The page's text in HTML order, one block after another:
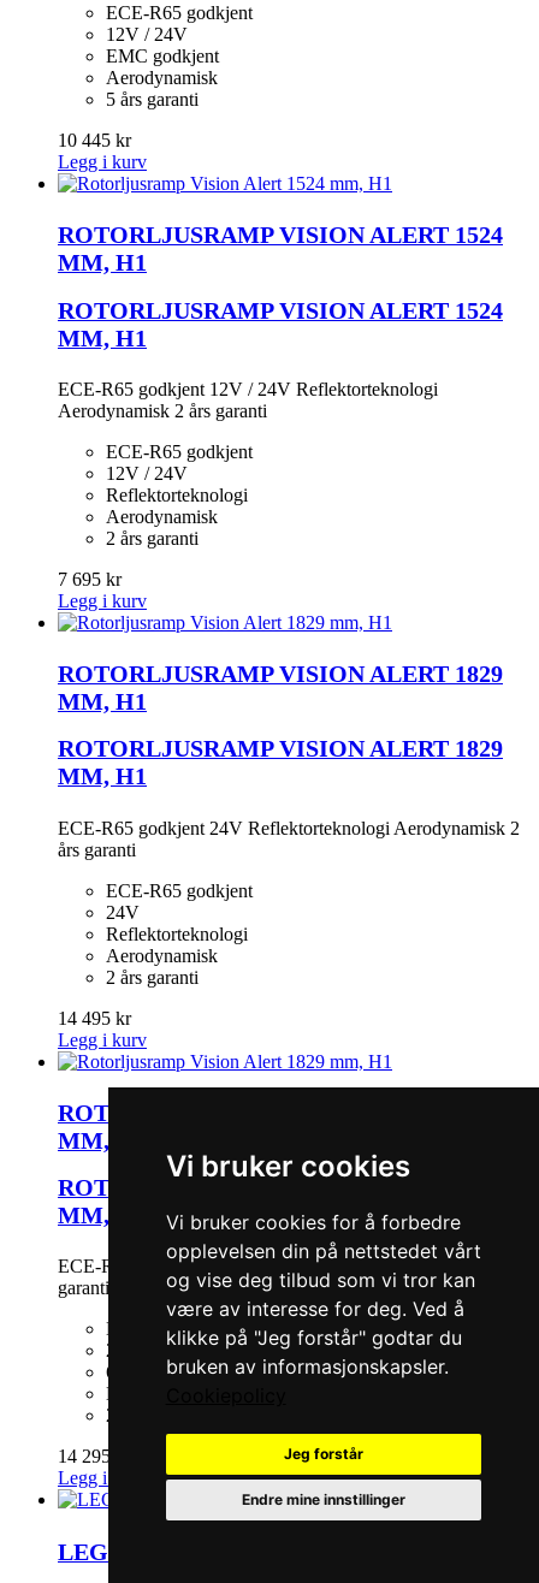
Vi bruker cookies
Vi bruker cookies for å forbedre
opplevelsen din på nettstedet vårt
og vise deg tilbud som vi tror kan
være av interesse for deg. Ved å
klikke på "Jeg forstår" godtar du
bruken av informasjonskapsler.
Jeg forstår
Endre mine innstillinger
ECE-R65 godkjent
12V / 24V
EMC godkjent
Aerodynamisk
5 års garanti
10 445 kr
Legg i kurv
ROTORLJUSRAMP VISION ALERT 1524
MM, H1
ROTORLJUSRAMP VISION ALERT 1524
MM, H1
ECE-R65 godkjent 12V / 24V Reflektorteknologi
Aerodynamisk 2 års garanti
ECE-R65 godkjent
12V / 24V
Reflektorteknologi
Aerodynamisk
2 års garanti
7 695 kr
Legg i kurv
ROTORLJUSRAMP VISION ALERT 1829
MM, H1
ROTORLJUSRAMP VISION ALERT 1829
MM, H1
ECE-R65 godkjent 24V Reflektorteknologi Aerodynamisk 2
års garanti
ECE-R65 godkjent
24V
Reflektorteknologi
Aerodynamisk
2 års garanti
14 495 kr
Legg i kurv
ROTORLJUSRAMP VISION ALERT 6, 1829
MM, H1
ROTORLJUSRAMP VISION ALERT 6, 1829
MM, H1
ECE-R65 godkjent 24V 6 enheter Lav profil design 2 års
garanti
ECE-R65 godkjent
24V
6 enheter
Lav profil design
2 års garanti
14 295 kr
Legg i kurv
LEGION FIT 920 MM MULTIVOLT